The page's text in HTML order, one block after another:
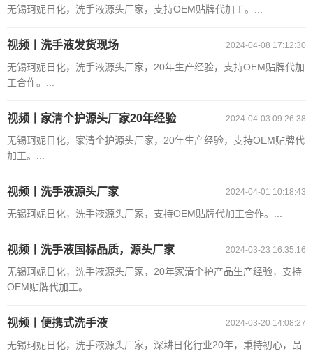
无锡珂妮日化，洗手液源头厂家，支持OEM贴牌代加工。...
2024-04-08 17:12:30
视频丨洗手液发货现场
无锡珂妮日化，洗手液源头厂家，20年生产经验，支持OEM贴牌代加
工合作。...
2024-04-03 09:26:38
视频丨家清个护源头厂家20年经验
无锡珂妮日化，家清个护源头厂家，20年生产经验，支持OEM贴牌代
加工。...
2024-04-01 10:18:43
视频丨洗手液源头厂家
无锡珂妮日化，洗手液源头厂家，支持OEM贴牌代加工合作。...
2024-03-23 16:35:16
视频丨洗手液国标品质，源头厂家
无锡珂妮日化，洗手液源头厂家，20年家清个护产品生产经验，支持
OEM贴牌代加工。...
2024-03-20 14:08:27
视频丨便携式洗手液
无锡珂妮日化，洗手液源头厂家，深耕日化行业20年，秉持初心，品